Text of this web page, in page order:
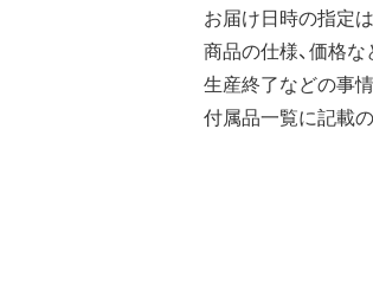
お届け日時の指定
商品の仕様、価格
生産終了などの事
付属品一覧に記載